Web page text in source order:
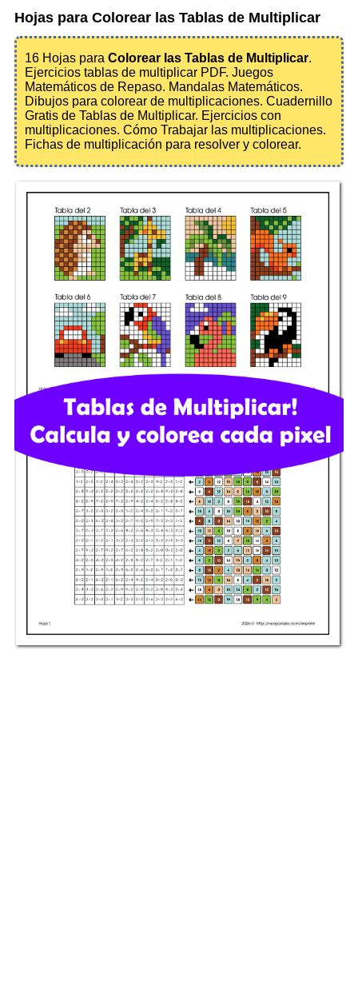
Hojas para Colorear las Tablas de Multiplicar
16 Hojas para Colorear las Tablas de Multiplicar.
Ejercicios tablas de multiplicar PDF. Juegos
Matemáticos de Repaso. Mandalas Matemáticos.
Dibujos para colorear de multiplicaciones. Cuadernillo
Gratis de Tablas de Multiplicar. Ejercicios con
multiplicaciones. Cómo Trabajar las multiplicaciones.
Fichas de multiplicación para resolver y colorear.